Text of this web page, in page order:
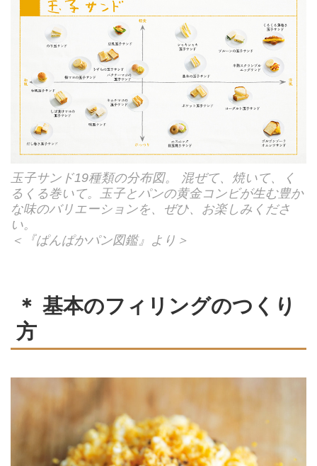
玉子サンド19種類の分布図。 混ぜて、焼いて、く
るくる巻いて。玉子とパンの黄金コンビが生む豊か
な味のバリエーションを、ぜひ、お楽しみくださ
い。
＜『ぱんぱかパン図鑑』より＞
＊ 基本のフィリングのつくり
方